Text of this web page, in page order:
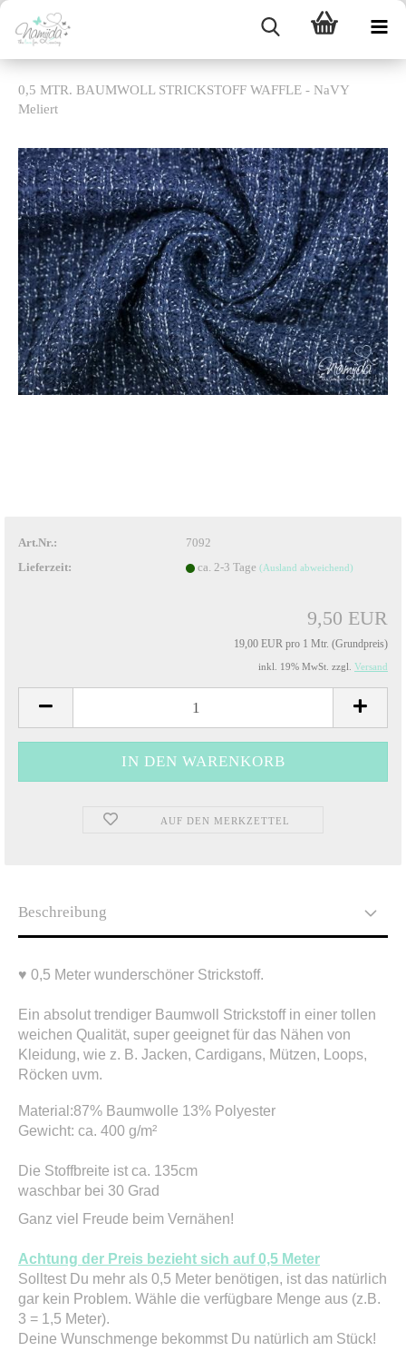
0,5 MTR. BAUMWOLL STRICKSTOFF WAFFLE - NaVY
Meliert
Art.Nr.:
7092
Lieferzeit:
ca. 2-3 Tage (Ausland abweichend)
9,50 EUR
19,00 EUR pro 1 Mtr. (Grundpreis)
inkl. 19% MwSt. zzgl. Versand
AUF DEN MERKZETTEL
Beschreibung
♥ 0,5 Meter wunderschöner Strickstoff.
Ein absolut trendiger Baumwoll Strickstoff in einer tollen
weichen Qualität, super geeignet für das Nähen von
Kleidung, wie z. B. Jacken, Cardigans, Mützen, Loops,
Röcken uvm.
Material:87% Baumwolle 13% Polyester
Gewicht: ca. 400 g/m²
Die Stoffbreite ist ca. 135cm
waschbar bei 30 Grad
Ganz viel Freude beim Vernähen!
Achtung der Preis bezieht sich auf 0,5 Meter
Solltest Du mehr als 0,5 Meter benötigen, ist das natürlich
gar kein Problem. Wähle die verfügbare Menge aus (z.B.
3 = 1,5 Meter).
Deine Wunschmenge bekommst Du natürlich am Stück!